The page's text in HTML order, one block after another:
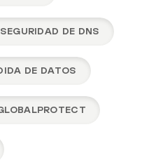
SEGURIDAD DE DNS
DE DATOS